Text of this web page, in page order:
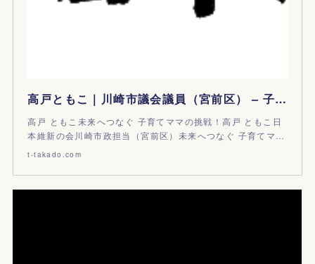
高戸ともこ｜川崎市議会議員（宮前区） – 子育て・介護の視点から川崎を考える
高戸 ともこ未来へつなぐ 子育てママの挑戦！高戸 ともこ日
本維新の会川崎市政担当（宮前区）未来へつなぐ 子育てマ…
t-takado.com